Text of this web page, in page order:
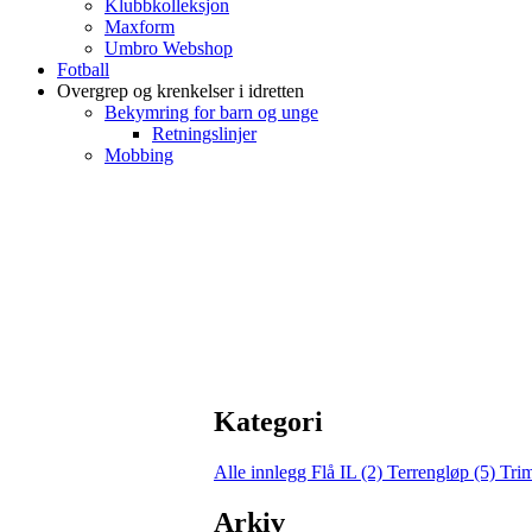
Klubbkolleksjon
Maxform
Umbro Webshop
Fotball
Overgrep og krenkelser i idretten
Bekymring for barn og unge
Retningslinjer
Mobbing
Kategori
Alle innlegg Flå IL (2) Terrengløp (5)
Arkiv